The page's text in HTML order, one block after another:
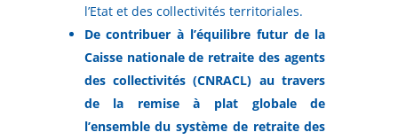
l’Etat et des collectivités territoriales.
De contribuer à l’équilibre futur de la
Caisse nationale de retraite des agents
des collectivités (CNRACL) au travers
de la remise à plat globale de
l’ensemble du système de retraite des